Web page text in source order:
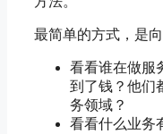
最简单的方式，是向
看看谁在做服
到了钱？他们
务领域？
看看什么业务